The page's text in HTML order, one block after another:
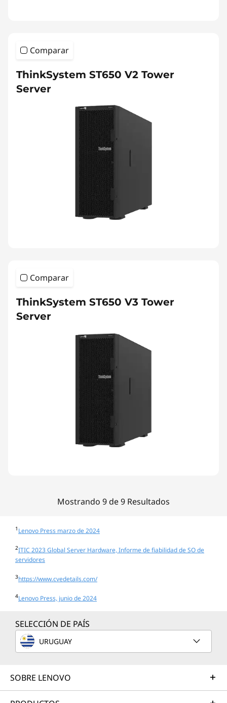
Comparar
ThinkSystem ST650 V2 Tower
Server
Comparar
ThinkSystem ST650 V3 Tower
Server
Mostrando 9 de 9 Resultados
1 Lenovo Press marzo de 2024
2ITIC 2023 Global Server Hardware, Informe de fiabilidad de SO de
servidores
3https://www.cvedetails.com/
4Lenovo Press, junio de 2024
SELECCIÓN DE PAÍS
URUGUAY
SOBRE LENOVO